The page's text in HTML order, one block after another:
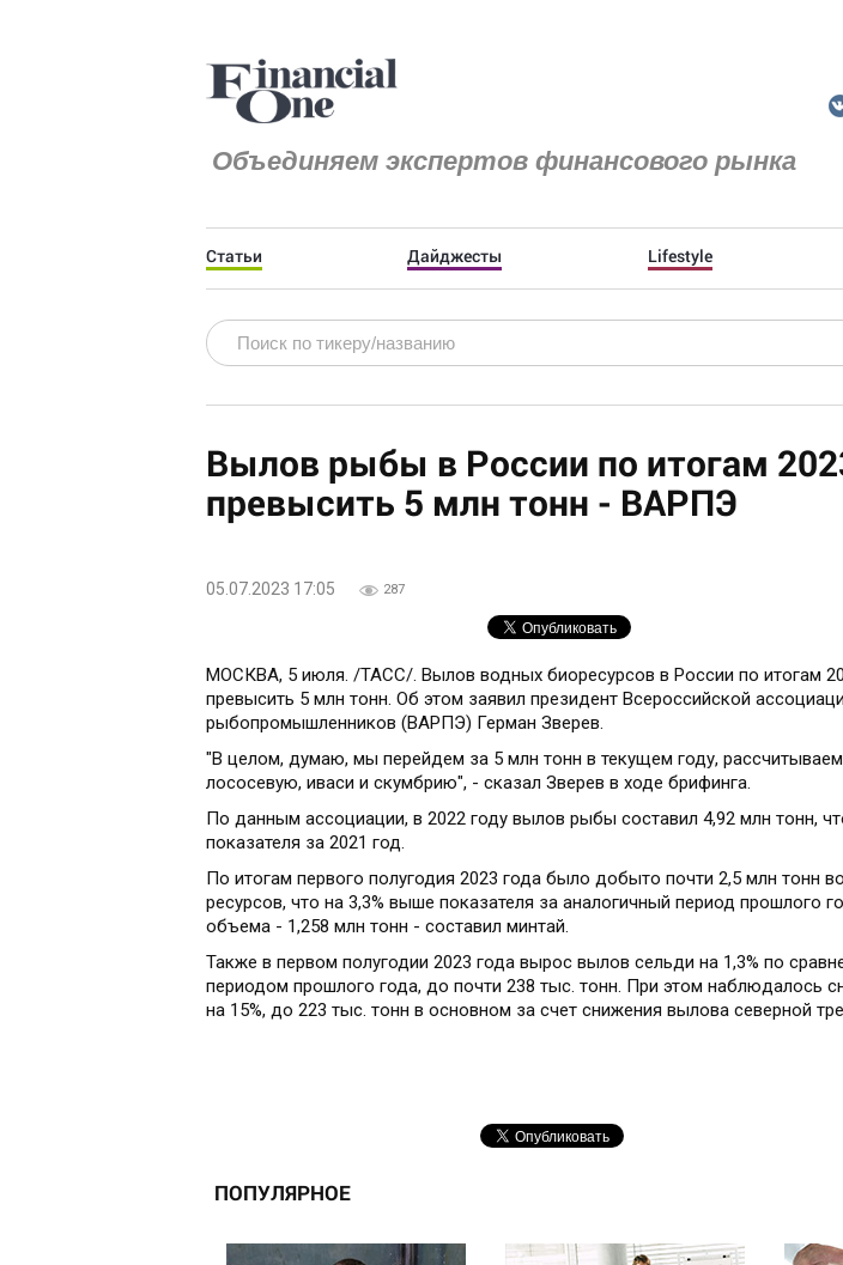
Объединяем экспертов финансового рынка
Статьи Дайджесты Lifestyle
Вылов рыбы в России по итогам
превысить 5 млн тонн - ВАРПЭ
05.07.2023 17:05 287
МОСКВА, 5 июля. /ТАСС/. Вылов водных биоресурсов в России по итогам
превысить 5 млн тонн. Об этом заявил президент Всероссийской
рыбопромышленников (ВАРПЭ) Герман Зверев.
"В целом, думаю, мы перейдем за 5 млн тонн в текущем году, рассчитываем
лососевую, иваси и скумбрию", - сказал Зверев в ходе брифинга.
По данным ассоциации, в 2022 году вылов рыбы составил 4,92 млн тонн,
показателя за 2021 год.
По итогам первого полугодия 2023 года было добыто почти 2,5 млн тонн
ресурсов, что на 3,3% выше показателя за аналогичный период прошлого
объема - 1,258 млн тонн - составил минтай.
Также в первом полугодии 2023 года вырос вылов сельди на 1,3% по
периодом прошлого года, до почти 238 тыс. тонн. При этом наблюдалось
на 15%, до 223 тыс. тонн в основном за счет снижения вылова северной
ПОПУЛЯРНОЕ